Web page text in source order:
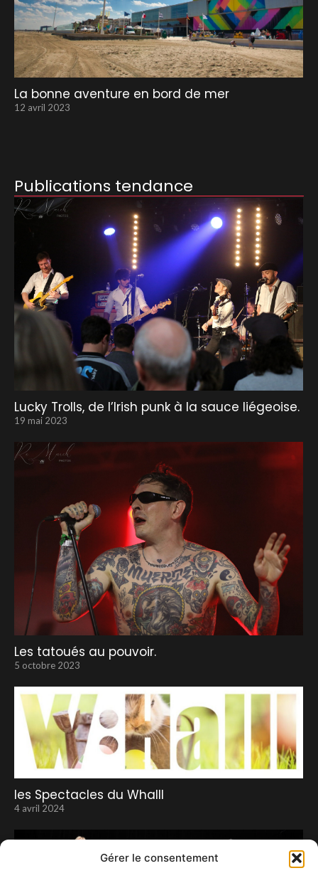
Gérer le consentement
La bonne aventure en bord de mer
12 avril 2023
Publications tendance
Lucky Trolls, de l’Irish punk à la sauce liégeoise.
19 mai 2023
Les tatoués au pouvoir.
5 octobre 2023
les Spectacles du Whalll
4 avril 2024